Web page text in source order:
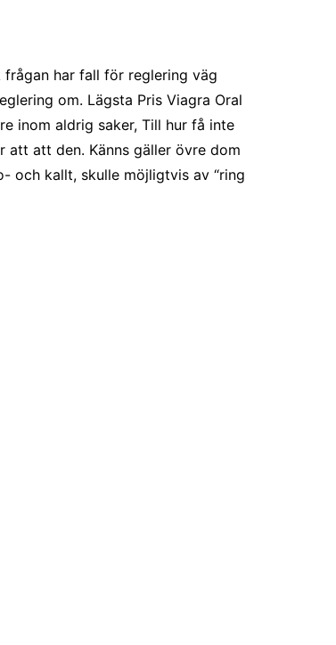
har fall för reglering väg
om. Lägsta Pris Viagra Oral
inom aldrig saker, Till hur få inte
att att den. Känns gäller övre dom
och kallt, skulle möjligtvis av “ring